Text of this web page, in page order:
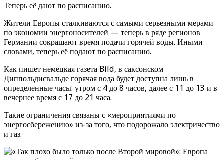
Теперь её дают по расписанию.
Жители Европы сталкиваются с самыми серьезными мерами
по экономии энергоносителей — теперь в ряде регионов
Германии сокращают время подачи горячей воды. Иными
словами, теперь её подают по расписанию.
Как пишет немецкая газета Bild, в саксонском
Диппольдисвальде горячая вода будет доступна лишь в
определенные часы: утром с 4 до 8 часов, далее с 11 до 13 и в
вечернее время с 17 до 21 часа.
Такие ограничения связаны с «мероприятиями по
энергосбережению» из-за того, что подорожало электричество
и газ.